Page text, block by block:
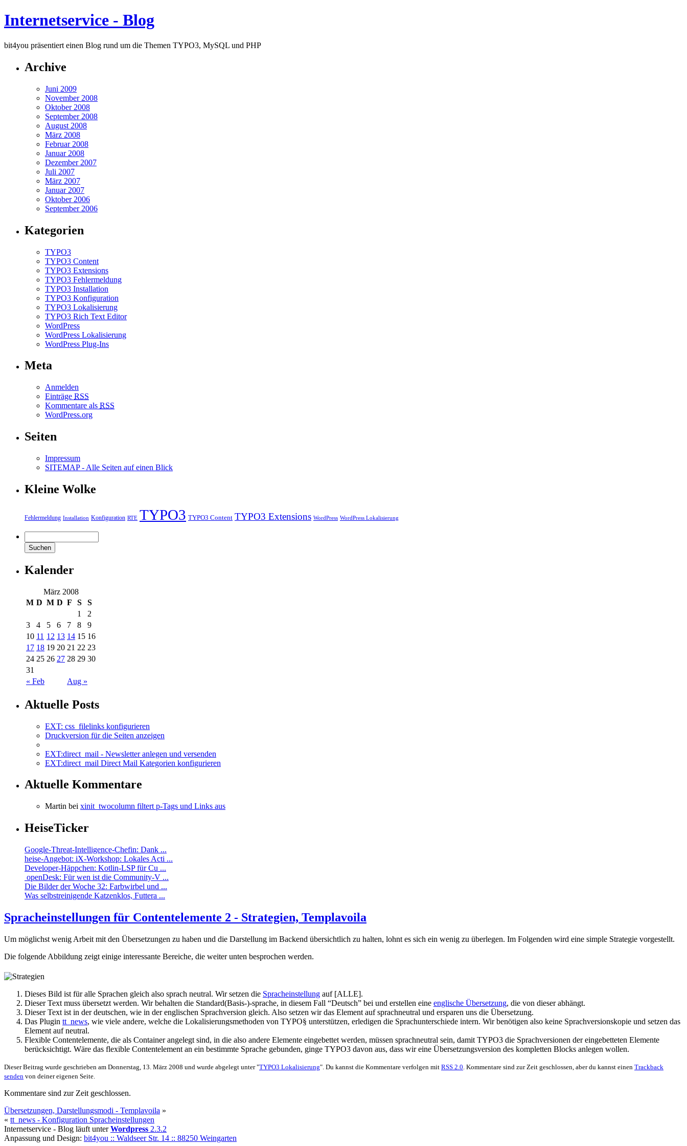
Internetservice - Blog
bit4you präsentiert einen Blog rund um die Themen TYPO3, MySQL und PHP
Archive
Juni 2009
November 2008
Oktober 2008
September 2008
August 2008
März 2008
Februar 2008
Januar 2008
Dezember 2007
Juli 2007
März 2007
Januar 2007
Oktober 2006
September 2006
Kategorien
TYPO3
TYPO3 Content
TYPO3 Extensions
TYPO3 Fehlermeldung
TYPO3 Installation
TYPO3 Konfiguration
TYPO3 Lokalisierung
TYPO3 Rich Text Editor
WordPress
WordPress Lokalisierung
WordPress Plug-Ins
Meta
Anmelden
Einträge RSS
Kommentare als RSS
WordPress.org
Seiten
Impressum
SITEMAP - Alle Seiten auf einen Blick
Kleine Wolke
Fehlermeldung Installation Konfiguration RTE TYPO3 TYPO3 Content TYPO3 Extensions WordPress WordPress Lokalisierung
Kalender
März 2008
M D M D F S S
« Feb Aug »
1
2
3
4 5 6 7 8
9
10 11 12 13 14 15 16
17 18 19 20 21 22 23
24 25 26 27 28 29 30
31
Aktuelle Posts
EXT: css_filelinks konfigurieren
Druckversion für die Seiten anzeigen
EXT:direct_mail - Newsletter anlegen und versenden
EXT:direct_mail Direct Mail Kategorien konfigurieren
Aktuelle Kommentare
Martin bei xinit_twocolumn filtert p-Tags und Links aus
HeiseTicker
Google-Threat-Intelligence-Chefin: Dank ...
heise-Angebot: iX-Workshop: Lokales Acti ...
Developer-Häppchen: Kotlin-LSP für Cu ...
openDesk: Für wen ist die Community-V ...
Die Bilder der Woche 32: Farbwirbel und ...
Was selbstreinigende Katzenklos, Futtera ...
Spracheinstellungen für Contentelemente 2 - Strategien, Templavoila
Um möglichst wenig Arbeit mit den Übersetzungen zu haben und die Darstellung im Backend übersichtlich zu halten, lohnt es sich ein wenig zu überlegen. Im Folgenden wird eine simple Strategie vorgestellt.
Die folgende Abbildung zeigt einige interessante Bereiche, die weiter unten besprochen werden.
Dieses Bild ist für alle Sprachen gleich also sprach neutral. Wir setzen die Spracheinstellung auf [ALLE].
Dieser Text muss übersetzt werden. Wir behalten die Standard(Basis-)-sprache, in diesem Fall “Deutsch” bei und erstellen eine englische Übersetzung, die von dieser abhängt.
Dieser Text ist in der deutschen, wie in der englischen Sprachversion gleich. Also setzen wir das Element auf sprachneutral und ersparen uns die Übersetzung.
Das Plugin tt_news, wie viele andere, welche die Lokalisierungsmethoden von TYPO§ unterstützen, erledigen die Sprachunterschiede intern. Wir benötigen also keine Sprachversionskopie und setzen das
Element auf neutral.
Flexible Contentelemente, die als Container angelegt sind, in die also andere Elemente eingebettet werden, müssen sprachneutral sein, damit TYPO3 die Sprachversionen der eingebetteten Elemente
berücksichtigt. Wäre das flexible Contentelement an ein bestimmte Sprache gebunden, ginge TYPO3 davon aus, dass wir eine Übersetzungsversion des kompletten Blocks anlegen wollen.
Dieser Beitrag wurde geschrieben am Donnerstag, 13. März 2008 und wurde abgelegt unter "TYPO3 Lokalisierung". Du kannst die Kommentare verfolgen mit RSS 2.0. Kommentare sind zur Zeit geschlossen, aber du kannst einen Trackback
senden von deiner eigenen Seite.
Kommentare sind zur Zeit geschlossen.
Übersetzungen, Darstellungsmodi - Templavoila »
« tt_news - Konfiguration Spracheinstellungen
Internetservice - Blog läuft unterWordpress 2.3.2
Anpassung und Design: bit4you :: Waldseer Str. 14 :: 88250 Weingarten